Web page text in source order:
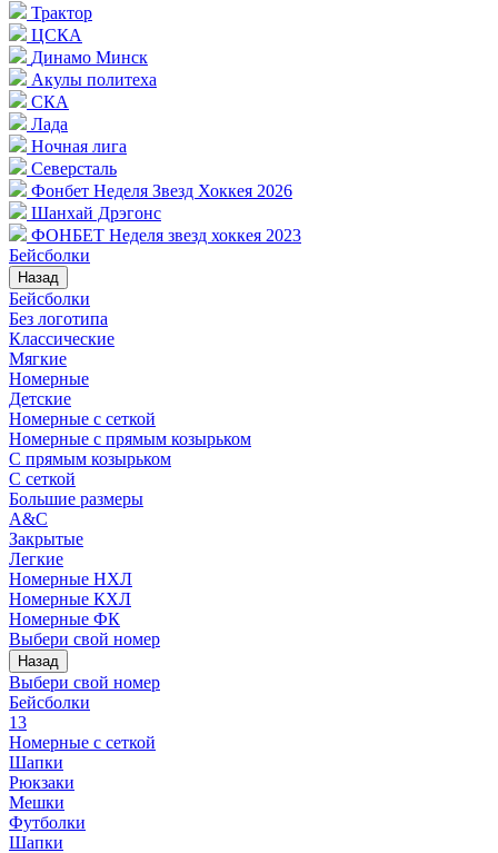
Трактор
ЦСКА
Динамо Минск
Акулы политеха
СКА
Лада
Ночная лига
Северсталь
Фонбет Неделя Звезд Хоккея 2026
Шанхай Дрэгонс
ФОНБЕТ Неделя звезд хоккея 2023
Бейсболки
Назад
Бейсболки
Без логотипа
Классические
Мягкие
Номерные
Детские
Номерные с сеткой
Номерные с прямым козырьком
С прямым козырьком
С сеткой
Большие размеры
A&C
Закрытые
Легкие
Номерные НХЛ
Номерные КХЛ
Номерные ФК
Выбери свой номер
Назад
Выбери свой номер
Бейсболки
13
Номерные с сеткой
Шапки
Рюкзаки
Мешки
Футболки
Шапки